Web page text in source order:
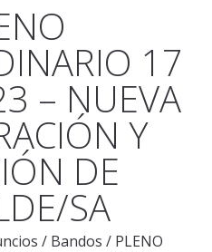
17
– NUEVA
Y
DE
SA
/ Bandos / PLENO